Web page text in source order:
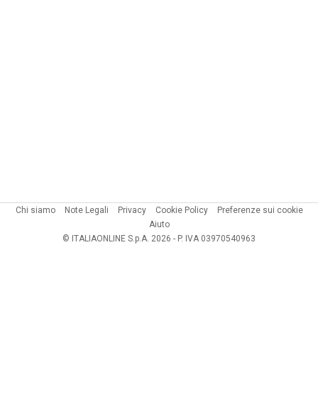
Chi siamo Note Legali Privacy Cookie Policy
Preferenze sui cookie
Aiuto
© ITALIAONLINE S.p.A. 2026 - P. IVA 03970540963